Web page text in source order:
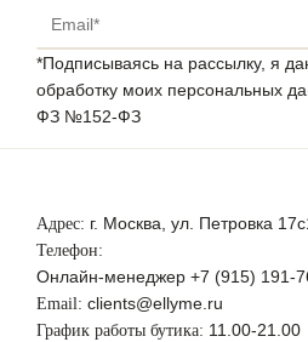
*Подписываясь на рассылку, я
обработку моих персональных
ФЗ №152-ФЗ
Адрес: г. Москва, ул. Петровка
Телефон:
Онлайн-менеджер +7 (915) 191-
Email: clients@ellyme.ru
График работы бутика: 11.00-21.00